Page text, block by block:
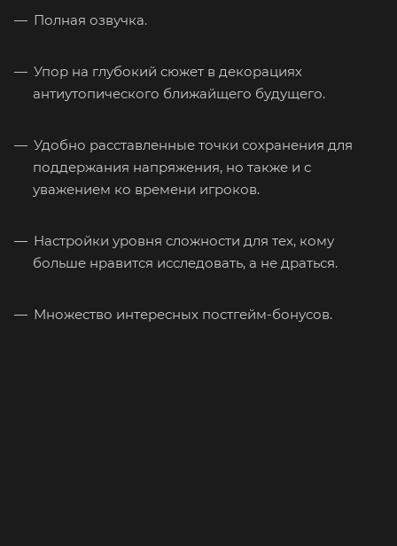
Полная озвучка.
Упор на глубокий сюжет в декорациях
антиутопического ближайщего будущего.
Удобно расставленные точки сохранения для
поддержания напряжения, но также и с
уважением ко времени игроков.
Настройки уровня сложности для тех, кому
больше нравится исследовать, а не драться.
Множество интересных постгейм-бонусов.